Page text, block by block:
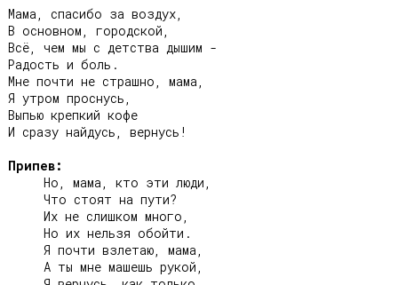
Мама, спасибо за воздух,
В основном, городской,
Всё, чем мы с детства дышим -
Радость и боль.
Мне почти не страшно, мама,
Я утром проснусь,
Выпью крепкий кофе
И сразу найдусь, вернусь!
Припев: